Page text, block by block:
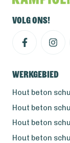
Volg ons!
Werkgebied
Hout beton
Hout beton
Hout beton
Hout beton